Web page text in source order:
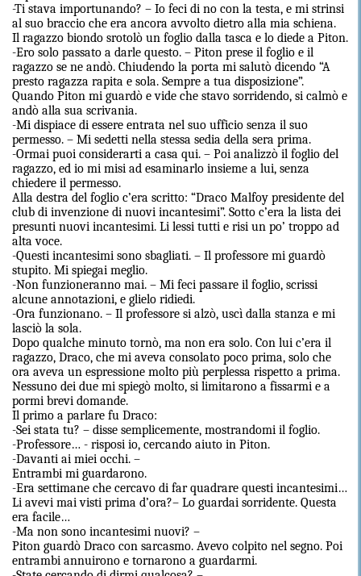
-Ti stava importunando? – Io feci di no con la testa, e mi strinsi
al suo braccio che era ancora avvolto dietro alla mia schiena.
Il ragazzo biondo srotolò un foglio dalla tasca e lo diede a Piton.
-Ero solo passato a darle questo. – Piton prese il foglio e il
ragazzo se ne andò. Chiudendo la porta mi salutò dicendo “A
presto ragazza rapita e sola. Sempre a tua disposizione”.
Quando Piton mi guardò e vide che stavo sorridendo, si calmò e
andò alla sua scrivania.
-Mi dispiace di essere entrata nel suo ufficio senza il suo
permesso. – Mi sedetti nella stessa sedia della sera prima.
-Ormai puoi considerarti a casa qui. – Poi analizzò il foglio del
ragazzo, ed io mi misi ad esaminarlo insieme a lui, senza
chiedere il permesso.
Alla destra del foglio c’era scritto: “Draco Malfoy presidente del
club di invenzione di nuovi incantesimi”. Sotto c’era la lista dei
presunti nuovi incantesimi. Li lessi tutti e risi un po’ troppo ad
alta voce.
-Questi incantesimi sono sbagliati. – Il professore mi guardò
stupito. Mi spiegai meglio.
-Non funzioneranno mai. – Mi feci passare il foglio, scrissi
alcune annotazioni, e glielo ridiedi.
-Ora funzionano. – Il professore si alzò, uscì dalla stanza e mi
lasciò la sola.
Dopo qualche minuto tornò, ma non era solo. Con lui c’era il
ragazzo, Draco, che mi aveva consolato poco prima, solo che
ora aveva un espressione molto più perplessa rispetto a prima.
Nessuno dei due mi spiegò molto, si limitarono a fissarmi e a
pormi brevi domande.
Il primo a parlare fu Draco:
-Sei stata tu? – disse semplicemente, mostrandomi il foglio.
-Professore… - risposi io, cercando aiuto in Piton.
-Davanti ai miei occhi. –
Entrambi mi guardarono.
-Era settimane che cercavo di far quadrare questi incantesimi…
Li avevi mai visti prima d’ora?– Lo guardai sorridente. Questa
era facile…
-Ma non sono incantesimi nuovi? –
Piton guardò Draco con sarcasmo. Avevo colpito nel segno. Poi
entrambi annuirono e tornarono a guardarmi.